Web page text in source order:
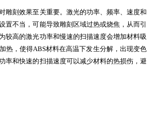
雕刻效果至关重要。激光的功率、频率、速度和
置不当，可能导致雕刻区域过热或烧焦，从而引
较高的激光功率和慢速的扫描速度会增加材料吸
热，使得ABS材料在高温下发生分解，出现变色
率和快速的扫描速度可以减少材料的热损伤，避